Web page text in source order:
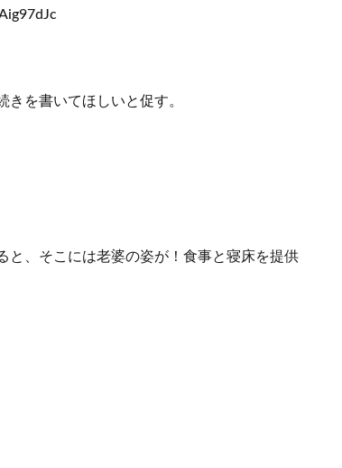
を書いてほしいと促す。
と、そこには老婆の姿が！食事と寝床を提供